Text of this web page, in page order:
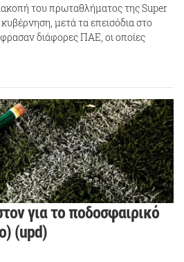
του πρωταθλήματος της Super
μετά τα επεισόδια στο
διάφορες ΠΑΕ, οι οποίες
για το ποδοσφαιρικό
(upd)